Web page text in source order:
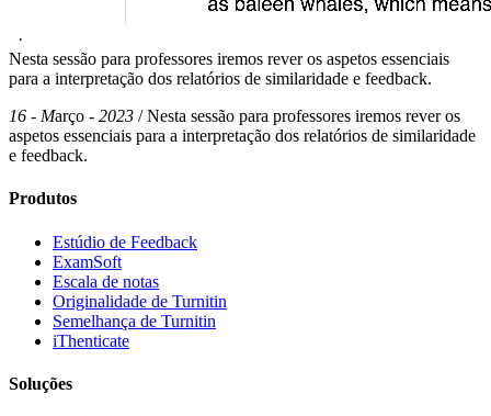
·
Nesta sessão para professores iremos rever os aspetos essenciais
para a interpretação dos relatórios de similaridade e feedback.
16 - Março - 2023 / Nesta sessão para professores iremos rever os
aspetos essenciais para a interpretação dos relatórios de similaridade
e feedback.
Produtos
Estúdio de Feedback
ExamSoft
Escala de notas
Originalidade de Turnitin
Semelhança de Turnitin
iThenticate
Soluções